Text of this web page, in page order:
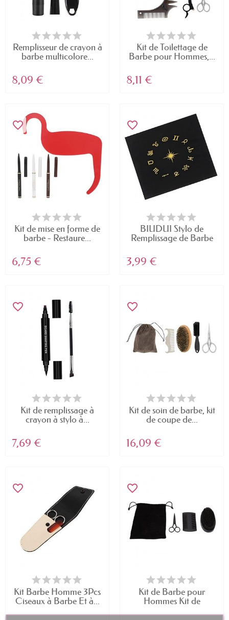
Remplisseur de crayon à
barbe multicolore...
8,09 €
Kit de Toilettage de
Barbe pour Hommes,...
8,11 €
favorite_border
Kit de mise en forme de
barbe - Restaure...
6,75 €
favorite_border
BIUDUI Stylo de
Remplissage de Barbe
3,99 €
favorite_border
Kit de remplissage à
crayon à stylo à...
7,69 €
favorite_border
Kit de soin de barbe, kit
de coupe de...
16,09 €
favorite_border
Kit Barbe Homme 3Pcs
Ciseaux à Barbe Et à...
favorite_border
Kit de Barbe pour
Hommes Kit de